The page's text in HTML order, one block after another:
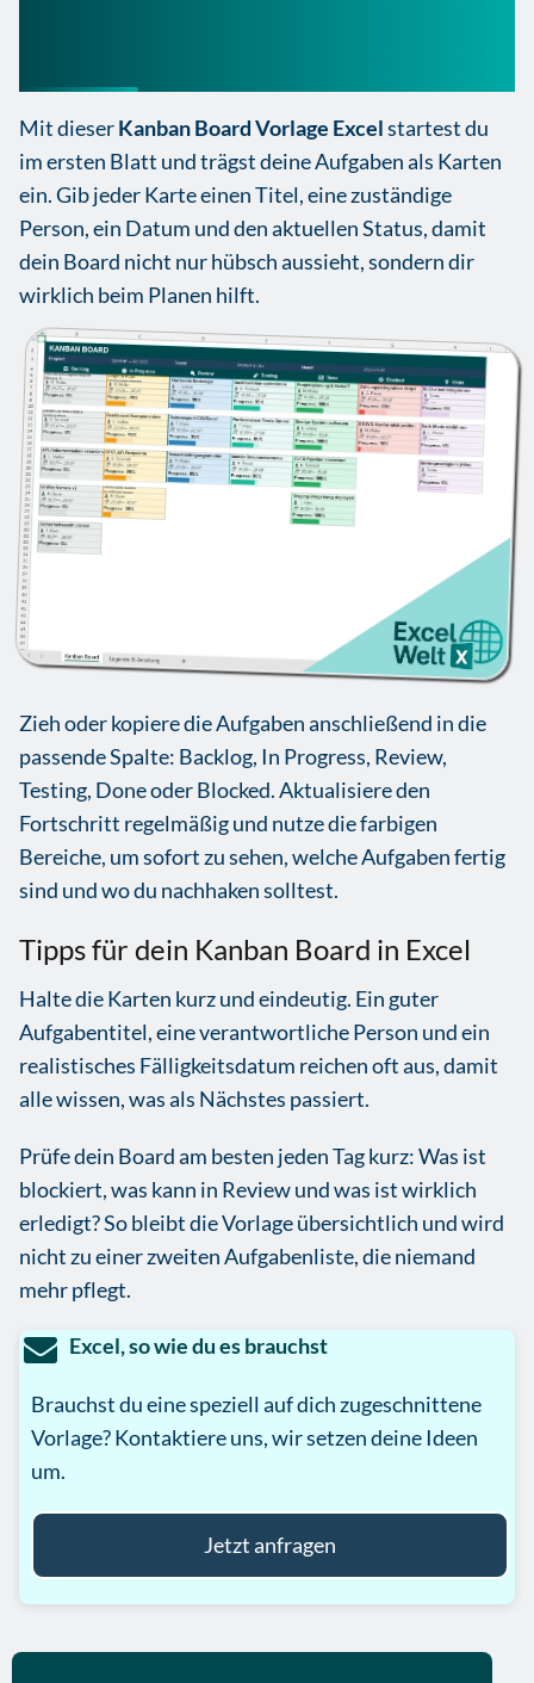
Mit dieserKanban Board Vorlage Excelstartest du
im ersten Blatt und trägst deine Aufgaben als Karten
ein. Gib jeder Karte einen Titel, eine zuständige
Person, ein Datum und den aktuellen Status, damit
dein Board nicht nur hübsch aussieht, sondern dir
wirklich beim Planen hilft.
Zieh oder kopiere die Aufgaben anschließend in die
passende Spalte: Backlog, In Progress, Review,
Testing, Done oder Blocked. Aktualisiere den
Fortschritt regelmäßig und nutze die farbigen
Bereiche, um sofort zu sehen, welche Aufgaben fertig
sind und wo du nachhaken solltest.
Tipps für dein Kanban Board in Excel
Halte die Karten kurz und eindeutig. Ein guter
Aufgabentitel, eine verantwortliche Person und ein
realistisches Fälligkeitsdatum reichen oft aus, damit
alle wissen, was als Nächstes passiert.
Prüfe dein Board am besten jeden Tag kurz: Was ist
blockiert, was kann in Review und was ist wirklich
erledigt? So bleibt die Vorlage übersichtlich und wird
nicht zu einer zweiten Aufgabenliste, die niemand
mehr pflegt.
Excel, so wie du es brauchst
Brauchst du eine speziell auf dich zugeschnittene
Vorlage? Kontaktiere uns, wir setzen deine Ideen
um.
Jetzt anfragen